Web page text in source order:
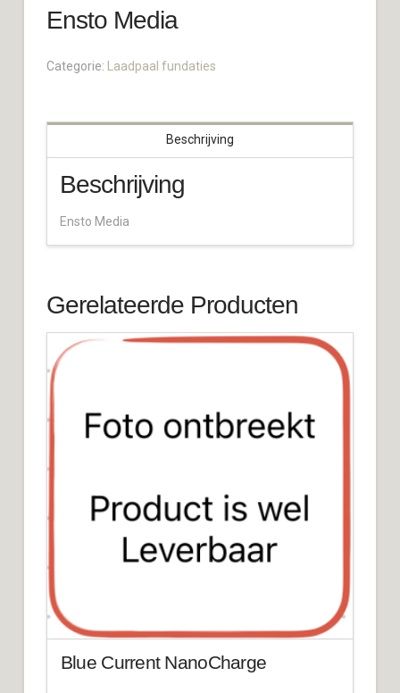
Ensto Media
Categorie: Laadpaal fundaties
Beschrijving
Beschrijving
Ensto Media
Gerelateerde Producten
Blue Current NanoCharge